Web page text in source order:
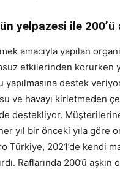
yelpazesi ile
amacıyla yapılan
etkilerinden korurken
yapılmasına destek
ve havayı kirletmeden
destekliyor.
yıl bir önceki yıla göre
Türkiye, 2021’de kendi
Raflarında 200’ü